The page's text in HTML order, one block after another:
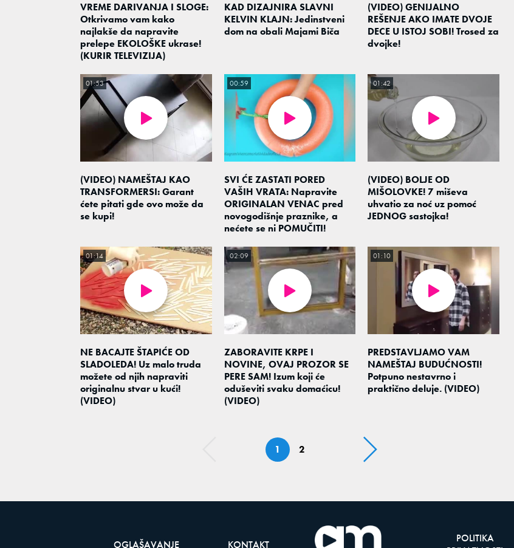
VREME DARIVANJA I SLOGE:
Otkrivamo vam kako
najlakše da napravite
prelepe EKOLOŠKE ukrase!
(KURIR TELEVIZIJA)
KAD DIZAJNIRA SLAVNI
KELVIN KLAJN: Jedinstveni
dom na obali Majami Biča
(VIDEO) GENIJALNO
REŠENJE AKO IMATE DVOJE
DECE U ISTOJ SOBI! Trosed za
dvojke!
(VIDEO) NAMEŠTAJ KAO
TRANSFORMERSI: Garant
ćete pitati gde ovo može da
se kupi!
01:53
SVI ĆE ZASTATI PORED
VAŠIH VRATA: Napravite
ORIGINALAN VENAC pred
novogodišnje praznike, a
nećete se ni POMUČITI!
00:59
(VIDEO) BOLJE OD
MIŠOLOVKE! 7 miševa
uhvatio za noć uz pomoć
JEDNOG sastojka!
01:42
NE BACAJTE ŠTAPIĆE OD
SLADOLEDA! Uz malo truda
možete od njih napraviti
originalnu stvar u kući!
(VIDEO)
01:14
ZABORAVITE KRPE I
NOVINE, OVAJ PROZOR SE
PERE SAM! Izum koji će
oduševiti svaku domaćicu!
(VIDEO)
02:09
PREDSTAVLJAMO VAM
NAMEŠTAJ BUDUĆNOSTI!
Potpuno nestavrno i
praktično deluje. (VIDEO)
01:10
1 2
OGLAŠAVANJE KONTAKT
POLITIKA